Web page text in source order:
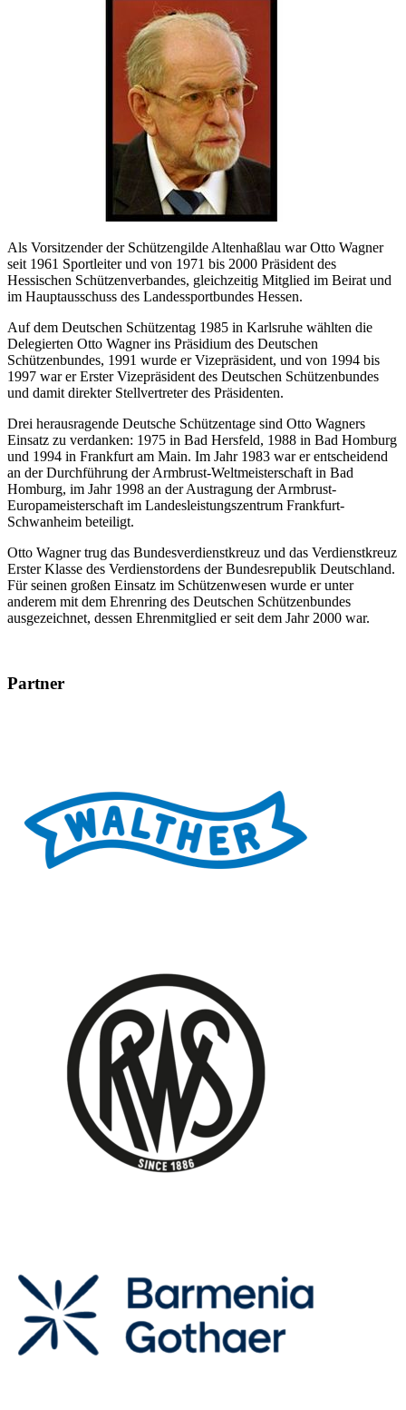
Als Vorsitzender der Schützengilde Altenhaßlau war Otto Wagner
seit 1961 Sportleiter und von 1971 bis 2000 Präsident des
Hessischen Schützenverbandes, gleichzeitig Mitglied im Beirat und
im Hauptausschuss des Landessportbundes Hessen.
Auf dem Deutschen Schützentag 1985 in Karlsruhe wählten die
Delegierten Otto Wagner ins Präsidium des Deutschen
Schützenbundes, 1991 wurde er Vizepräsident, und von 1994 bis
1997 war er Erster Vizepräsident des Deutschen Schützenbundes
und damit direkter Stellvertreter des Präsidenten.
Drei herausragende Deutsche Schützentage sind Otto Wagners
Einsatz zu verdanken: 1975 in Bad Hersfeld, 1988 in Bad Homburg
und 1994 in Frankfurt am Main. Im Jahr 1983 war er entscheidend
an der Durchführung der Armbrust-Weltmeisterschaft in Bad
Homburg, im Jahr 1998 an der Austragung der Armbrust-
Europameisterschaft im Landesleistungszentrum Frankfurt-
Schwanheim beteiligt.
Otto Wagner trug das Bundesverdienstkreuz und das Verdienstkreuz
Erster Klasse des Verdienstordens der Bundesrepublik Deutschland.
Für seinen großen Einsatz im Schützenwesen wurde er unter
anderem mit dem Ehrenring des Deutschen Schützenbundes
ausgezeichnet, dessen Ehrenmitglied er seit dem Jahr 2000 war.
Partner